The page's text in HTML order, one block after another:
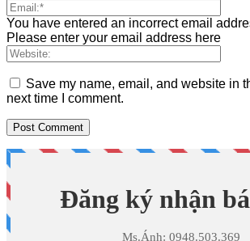
You have entered an incorrect email
Please enter your email address here
Save my name, email, and website in
next time I comment.